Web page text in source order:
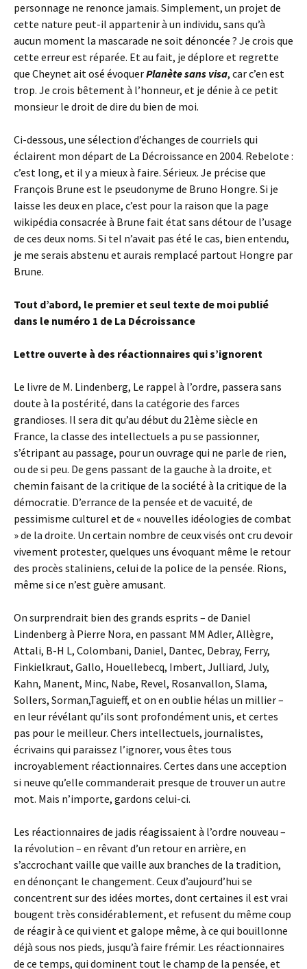
personnage ne renonce jamais. Simplement, un projet de
cette nature peut-il appartenir à un individu, sans qu’à
aucun moment la mascarade ne soit dénoncée ? Je crois que
cette erreur est réparée. Et au fait, je déplore et regrette
que Cheynet ait osé évoquerPlanète sans visa, car c’en est
trop. Je crois bêtement à l’honneur, et je dénie à ce petit
monsieur le droit de dire du bien de moi.
Ci-dessous, une sélection d’échanges de courriels qui
éclairent mon départ de La Décroissance en 2004. Rebelote :
c’est long, et il y a mieux à faire. Sérieux. Je précise que
François Brune est le pseudonyme de Bruno Hongre. Si je
laisse les deux en place, c’est pour la raison que la page
wikipédia consacrée à Brune fait état sans détour de l’usage
de ces deux noms. Si tel n’avait pas été le cas, bien entendu,
je me serais abstenu et aurais remplacé partout Hongre par
Brune.
Tout d’abord, le premier et seul texte de moi publié
dans le numéro 1 de La Décroissance
Lettre ouverte à des réactionnaires qui s’ignorent
Le livre de M. Lindenberg, Le rappel à l’ordre, passera sans
doute à la postérité, dans la catégorie des farces
grandioses. Il sera dit qu’au début du 21ème siècle en
France, la classe des intellectuels a pu se passionner,
s’étripant au passage, pour un ouvrage qui ne parle de rien,
ou de si peu. De gens passant de la gauche à la droite, et
chemin faisant de la critique de la société à la critique de la
démocratie. D’errance de la pensée et de vacuité, de
pessimisme culturel et de « nouvelles idéologies de combat
» de la droite. Un certain nombre de ceux visés ont cru devoir
vivement protester, quelques uns évoquant même le retour
des procès staliniens, celui de la police de la pensée. Rions,
même si ce n’est guère amusant.
On surprendrait bien des grands esprits – de Daniel
Lindenberg à Pierre Nora, en passant MM Adler, Allègre,
Attali, B-H L, Colombani, Daniel, Dantec, Debray, Ferry,
Finkielkraut, Gallo, Houellebecq, Imbert, Julliard, July,
Kahn, Manent, Minc, Nabe, Revel, Rosanvallon, Slama,
Sollers, Sorman,Taguieff, et on en oublie hélas un millier –
en leur révélant qu’ils sont profondément unis, et certes
pas pour le meilleur. Chers intellectuels, journalistes,
écrivains qui paraissez l’ignorer, vous êtes tous
incroyablement réactionnaires. Certes dans une acception
si neuve qu’elle commanderait presque de trouver un autre
mot. Mais n’importe, gardons celui-ci.
Les réactionnaires de jadis réagissaient à l’ordre nouveau –
la révolution – en rêvant d’un retour en arrière, en
s’accrochant vaille que vaille aux branches de la tradition,
en dénonçant le changement. Ceux d’aujourd’hui se
concentrent sur des idées mortes, dont certaines il est vrai
bougent très considérablement, et refusent du même coup
de réagir à ce qui vient et galope même, à ce qui bouillonne
déjà sous nos pieds, jusqu’à faire frémir. Les réactionnaires
de ce temps, qui dominent tout le champ de la pensée, et